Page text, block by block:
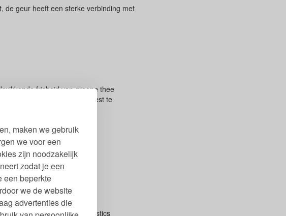
maken we gebruik
we voor een
zijn noodzakelijk
zodat je een
een beperkte
we de website
advertenties die
de geur heeft een sterke verbinding met
frisheid van groene thee
geur. Deze geur helpt de geest te
toevoegingen en microplastics